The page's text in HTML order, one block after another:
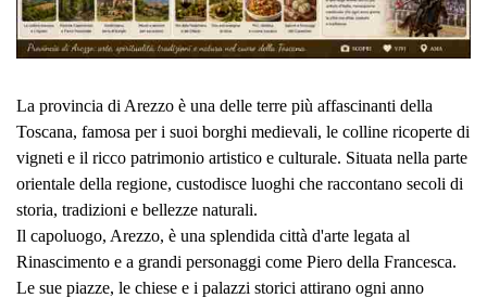
La provincia di Arezzo è una delle terre più affascinanti della
Toscana, famosa per i suoi borghi medievali, le colline ricoperte di
vigneti e il ricco patrimonio artistico e culturale. Situata nella parte
orientale della regione, custodisce luoghi che raccontano secoli di
storia, tradizioni e bellezze naturali.
Il capoluogo, Arezzo, è una splendida città d'arte legata al
Rinascimento e a grandi personaggi come Piero della Francesca.
Le sue piazze, le chiese e i palazzi storici attirano ogni anno